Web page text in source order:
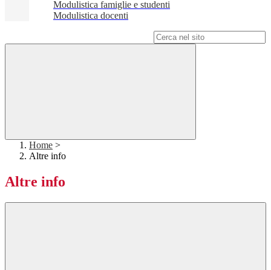
Modulistica famiglie e studenti
Modulistica docenti
Home >
Altre info
Altre info